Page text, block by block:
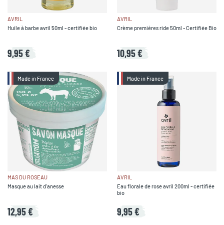
AVRIL
Huile à barbe avril 50ml - certifiée bio
9,95 €
AVRIL
Crème premières ride 50ml - Certifiée Bio
10,95 €
Made in France
MAS DU ROSEAU
Masque au lait d'anesse
12,95 €
Made in France
AVRIL
Eau florale de rose avril 200ml - certifiée
bio
9,95 €